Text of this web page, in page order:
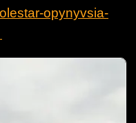
opynyvsia-